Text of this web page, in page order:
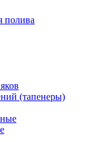
полива
(тапенеры)